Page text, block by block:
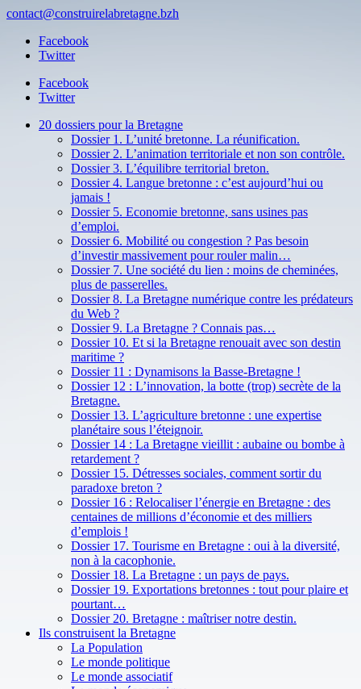
contact@construirelabretagne.bzh
Facebook
Twitter
Facebook
Twitter
20 dossiers pour la Bretagne
Dossier 1. L’unité bretonne. La réunification.
Dossier 2. L’animation territoriale et non son contrôle.
Dossier 3. L’équilibre territorial breton.
Dossier 4. Langue bretonne : c’est aujourd’hui ou
jamais !
Dossier 5. Economie bretonne, sans usines pas
d’emploi.
Dossier 6. Mobilité ou congestion ? Pas besoin
d’investir massivement pour rouler malin…
Dossier 7. Une société du lien : moins de cheminées,
plus de passerelles.
Dossier 8. La Bretagne numérique contre les prédateurs
du Web ?
Dossier 9. La Bretagne ? Connais pas…
Dossier 10. Et si la Bretagne renouait avec son destin
maritime ?
Dossier 11 : Dynamisons la Basse-Bretagne !
Dossier 12 : L’innovation, la botte (trop) secrète de la
Bretagne.
Dossier 13. L’agriculture bretonne : une expertise
planétaire sous l’éteignoir.
Dossier 14 : La Bretagne vieillit : aubaine ou bombe à
retardement ?
Dossier 15. Détresses sociales, comment sortir du
paradoxe breton ?
Dossier 16 : Relocaliser l’énergie en Bretagne : des
centaines de millions d’économie et des milliers
d’emplois !
Dossier 17. Tourisme en Bretagne : oui à la diversité,
non à la cacophonie.
Dossier 18. La Bretagne : un pays de pays.
Dossier 19. Exportations bretonnes : tout pour plaire et
pourtant…
Dossier 20. Bretagne : maîtriser notre destin.
Ils construisent la Bretagne
La Population
Le monde politique
Le monde associatif